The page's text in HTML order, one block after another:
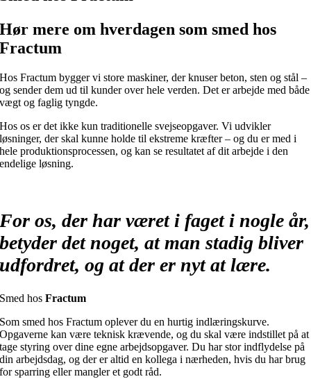
Hør mere om hverdagen som smed hos
Fractum
Hos Fractum bygger vi store maskiner, der knuser beton, sten og stål –
og sender dem ud til kunder over hele verden. Det er arbejde med både
vægt og faglig tyngde.
Hos os er det ikke kun traditionelle svejseopgaver. Vi udvikler
løsninger, der skal kunne holde til ekstreme kræfter – og du er med i
hele produktionsprocessen, og kan se resultatet af dit arbejde i den
endelige løsning.
For os, der har været i faget i nogle år,
betyder det noget, at man stadig bliver
udfordret, og at der er nyt at lære.
Smed hosFractum
Som smed hos Fractum oplever du en hurtig indlæringskurve.
Opgaverne kan være teknisk krævende, og du skal være indstillet på at
tage styring over dine egne arbejdsopgaver. Du har stor indflydelse på
din arbejdsdag, og der er altid en kollega i nærheden, hvis du har brug
for sparring eller mangler et godt råd.